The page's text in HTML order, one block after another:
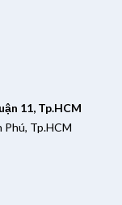
11, Tp.HCM
Phú, Tp.HCM